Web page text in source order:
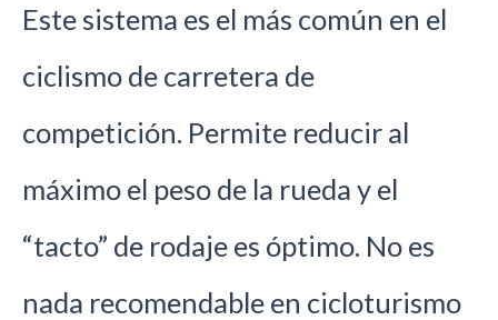
Este sistema es el más común en el
ciclismo de carretera de
competición. Permite reducir al
máximo el peso de la rueda y el
“tacto” de rodaje es óptimo. No es
nada recomendable en cicloturismo